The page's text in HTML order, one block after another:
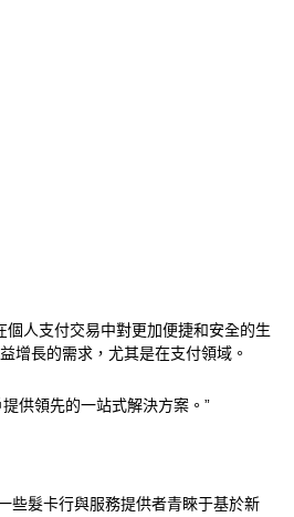
人支付交易中對更加便捷和安全的生
增長的需求，尤其是在支付領域。
供領先的一站式解決方案。”
些髮卡行與服務提供者青睞于基於新